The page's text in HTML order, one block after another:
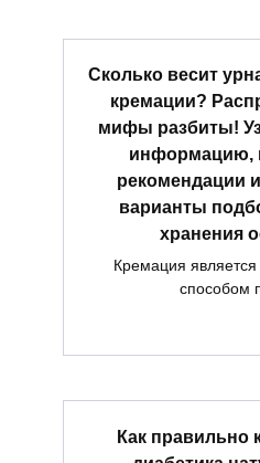
Сколько весит
кремации?
мифы разбиты!
информацию,
рекомендации
варианты
хранения
Кремация
способом
Как правильно